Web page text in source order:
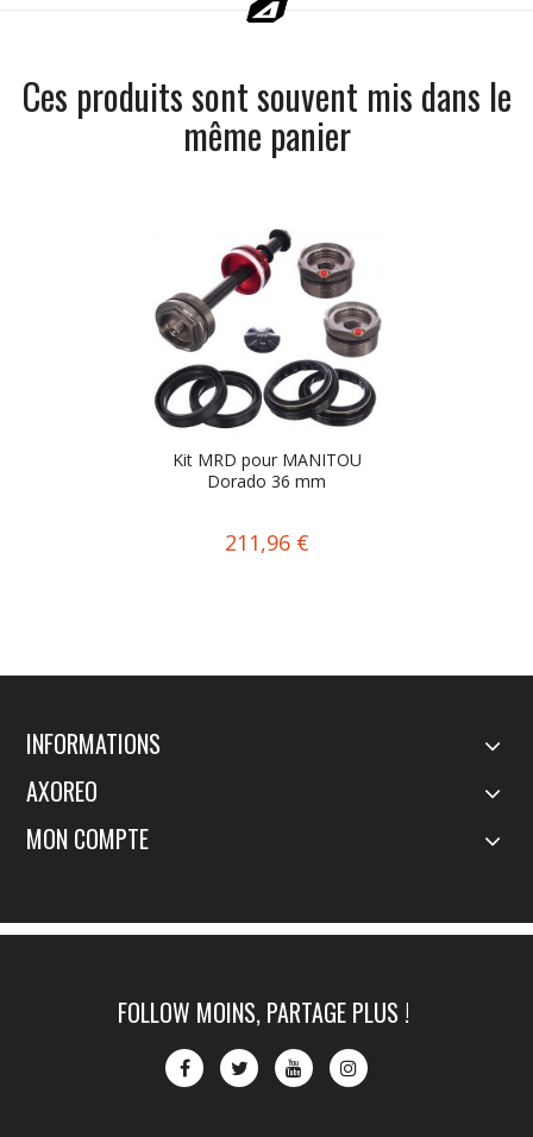
Ces produits sont souvent mis dans le
même panier
Kit MRD pour MANITOU
Dorado 36 mm
211,96 €
INFORMATIONS
AXOREO
MON COMPTE
FOLLOW MOINS, PARTAGE PLUS !